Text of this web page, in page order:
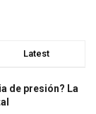
Latest
de presión? La